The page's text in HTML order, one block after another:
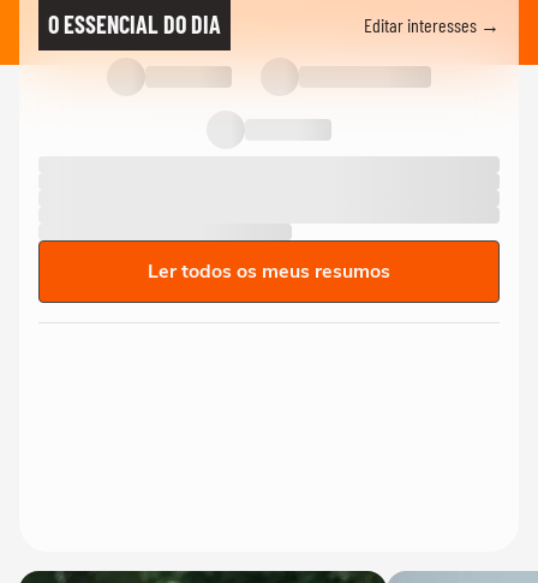
O ESSENCIAL DO DIA Editar interesses →
Ler todos os meus resumos